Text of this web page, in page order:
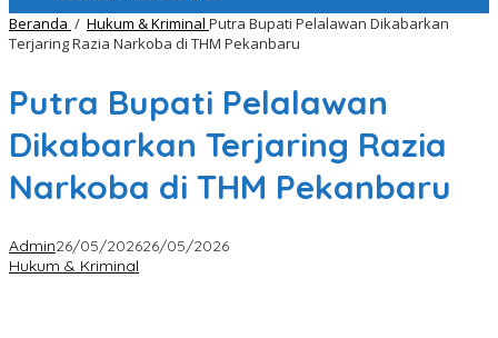
Beranda / Hukum & Kriminal Putra Bupati Pelalawan Dikabarkan
Terjaring Razia Narkoba di THM Pekanbaru
Putra Bupati Pelalawan
Dikabarkan Terjaring Razia
Narkoba di THM Pekanbaru
Admin26/05/202626/05/2026
Hukum & Kriminal